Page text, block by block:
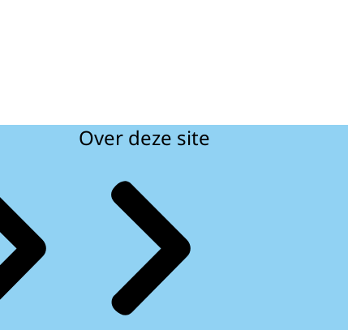
Over deze site